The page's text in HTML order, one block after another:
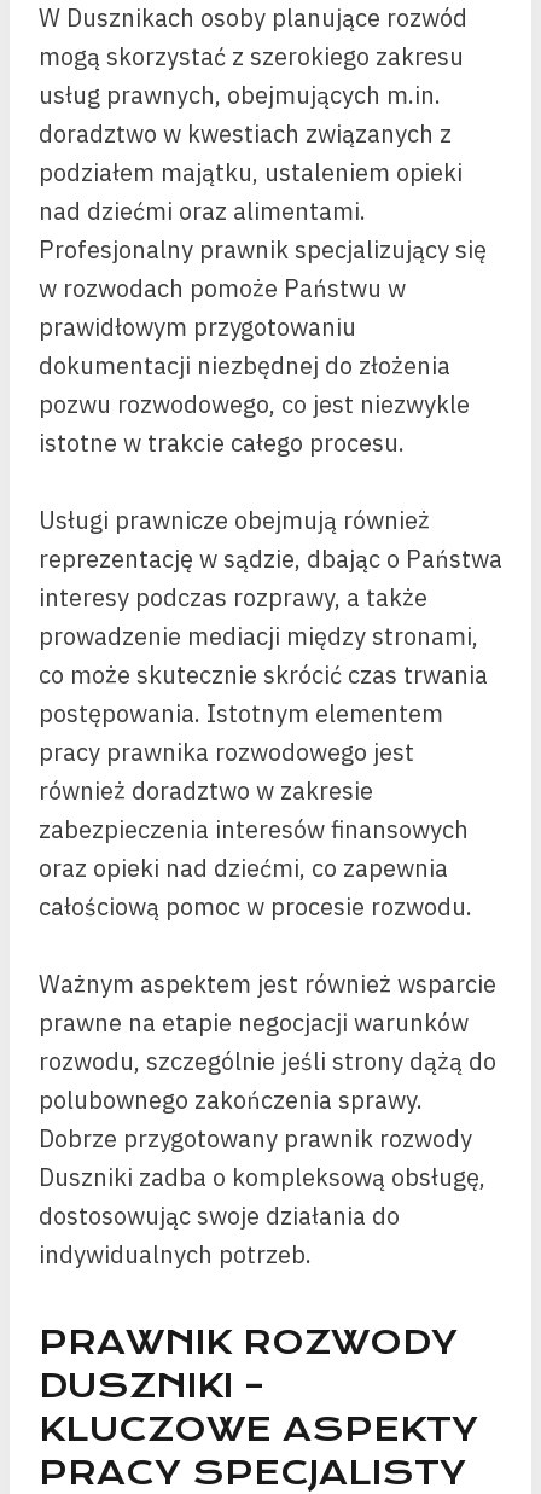
W Dusznikach osoby planujące rozwód
mogą skorzystać z szerokiego zakresu
usług prawnych, obejmujących m.in.
doradztwo w kwestiach związanych z
podziałem majątku, ustaleniem opieki
nad dziećmi oraz alimentami.
Profesjonalny prawnik specjalizujący się
w rozwodach pomoże Państwu w
prawidłowym przygotowaniu
dokumentacji niezbędnej do złożenia
pozwu rozwodowego, co jest niezwykle
istotne w trakcie całego procesu.
Usługi prawnicze obejmują również
reprezentację w sądzie, dbając o Państwa
interesy podczas rozprawy, a także
prowadzenie mediacji między stronami,
co może skutecznie skrócić czas trwania
postępowania. Istotnym elementem
pracy prawnika rozwodowego jest
również doradztwo w zakresie
zabezpieczenia interesów finansowych
oraz opieki nad dziećmi, co zapewnia
całościową pomoc w procesie rozwodu.
Ważnym aspektem jest również wsparcie
prawne na etapie negocjacji warunków
rozwodu, szczególnie jeśli strony dążą do
polubownego zakończenia sprawy.
Dobrze przygotowany prawnik rozwody
Duszniki zadba o kompleksową obsługę,
dostosowując swoje działania do
indywidualnych potrzeb.
PRAWNIK ROZWODY
DUSZNIKI –
KLUCZOWE ASPEKTY
PRACY SPECJALISTY